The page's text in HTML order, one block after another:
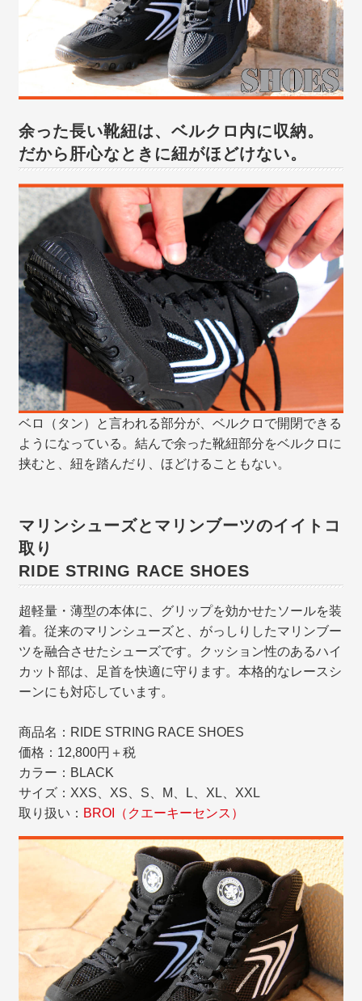
余った長い靴紐は、ベルクロ内に収納。
だから肝心なときに紐がほどけない。
ベロ（タン）と言われる部分が、ベルクロで開閉できる
ようになっている。結んで余った靴紐部分をベルクロに
挟むと、紐を踏んだり、ほどけることもない。
マリンシューズとマリンブーツのイイトコ
取り
RIDE STRING RACE SHOES
超軽量・薄型の本体に、グリップを効かせたソールを装
着。従来のマリンシューズと、がっしりしたマリンブー
ツを融合させたシューズです。クッション性のあるハイ
カット部は、足首を快適に守ります。本格的なレースシ
ーンにも対応しています。
商品名：RIDE STRING RACE SHOES
価格：12,800円＋税
カラー：BLACK
サイズ：XXS、XS、S、M、L、XL、XXL
取り扱い： BROI（クエーキーセンス）